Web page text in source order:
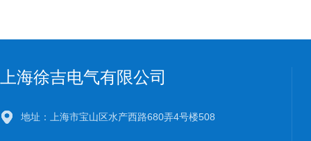
上海徐吉电气有限公司
地址：上海市宝山区水产西路680弄4号楼508